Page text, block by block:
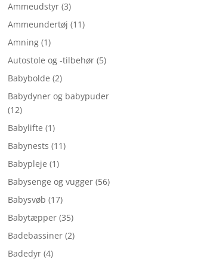
Ammeudstyr (3)
Ammeundertøj (11)
Amning (1)
Autostole og -tilbehør (5)
Babybolde (2)
Babydyner og babypuder
(12)
Babylifte (1)
Babynests (11)
Babypleje (1)
Babysenge og vugger (56)
Babysvøb (17)
Babytæpper (35)
Badebassiner (2)
Badedyr (4)